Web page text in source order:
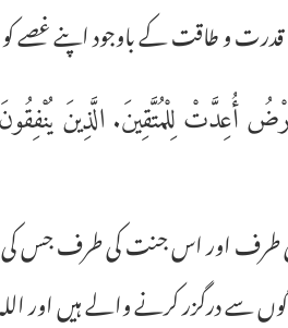
و طاقت کے باوجود اپنے غصے
لِلْمُتَّقِينَ. الَّذِينَ يُنْفِقُونَ
اس جنت کی طرف جس کی
سے درگزر کرنے والے ہیں اور